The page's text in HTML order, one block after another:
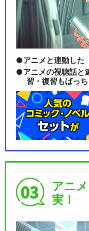
アニメと連動した
アニメの視聴話と
習・復習もばっち
アニ
実！